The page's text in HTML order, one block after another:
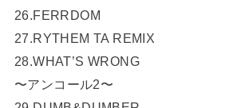
26.FERRDOM
27.RYTHEM TA REMIX
28.WHAT’S WRONG
〜アンコール2〜